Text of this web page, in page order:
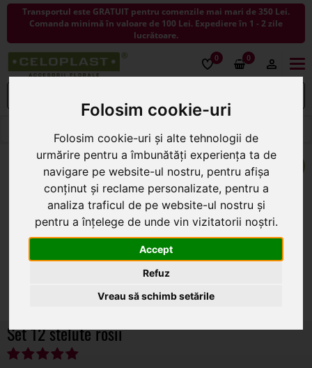
Folosim cookie-uri
Folosim cookie-uri și alte tehnologii de
urmărire pentru a îmbunătăți experiența ta de
navigare pe website-ul nostru, pentru afișa
conținut și reclame personalizate, pentru a
analiza traficul de pe website-ul nostru și
pentru a înțelege de unde vin vizitatorii noștri.
Accept
Refuz
Vreau să schimb setările
Transportul este GRATUIT pentru comenzile mai mari de 350 Lei.
Comanda minimă în valoare de 100 Lei. Expediere în 1 - 2 zile
lucrătoare.
0 0
Set 12 stelute rosii